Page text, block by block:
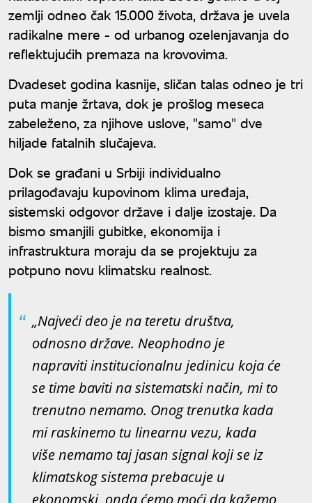
zemlji odneo čak 15.000 života, država je uvela
radikalne mere - od urbanog ozelenjavanja do
reflektujućih premaza na krovovima.
Dvadeset godina kasnije, sličan talas odneo je tri
puta manje žrtava, dok je prošlog meseca
zabeleženo, za njihove uslove, "samo" dve
hiljade fatalnih slučajeva.
Dok se građani u Srbiji individualno
prilagođavaju kupovinom klima uređaja,
sistemski odgovor države i dalje izostaje. Da
bismo smanjili gubitke, ekonomija i
infrastruktura moraju da se projektuju za
potpuno novu klimatsku realnost.
„Najveći deo je na teretu društva,
odnosno države. Neophodno je
napraviti institucionalnu jedinicu koja će
se time baviti na sistematski način, mi to
trenutno nemamo. Onog trenutka kada
mi raskinemo tu linearnu vezu, kada
više nemamo taj jasan signal koji se iz
klimatskog sistema prebacuje u
ekonomski, onda ćemo moći da kažemo